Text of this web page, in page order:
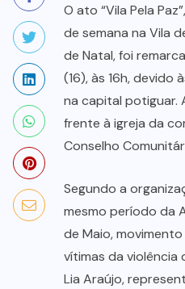
O ato “Vila Pela
de semana na Vila
de Natal, foi
(16), às 16h, devido
na capital potiguar.
frente à igreja da
Conselho
Segundo a
mesmo período da
de Maio,
vítimas da violência
Lia Araújo,